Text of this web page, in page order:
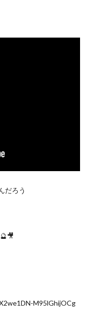
だろう
M95lGhijOCg